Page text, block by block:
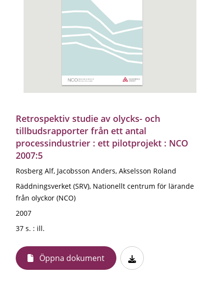
Retrospektiv studie av olycks- och
tillbudsrapporter från ett antal
processindustrier : ett pilotprojekt : NCO
2007:5
Rosberg Alf, Jacobsson Anders, Akselsson Roland
Räddningsverket (SRV), Nationellt centrum för lärande
från olyckor (NCO)
2007
37 s. : ill.
Öppna dokument